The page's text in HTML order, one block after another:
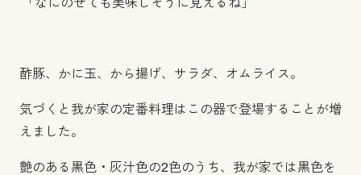
酢豚、かに玉、から揚げ、サラダ、オムライス。
気づくと我が家の定番料理はこの器で登場することが増
えました。
艶のある黒色・灰汁色の2色のうち、我が家では黒色を